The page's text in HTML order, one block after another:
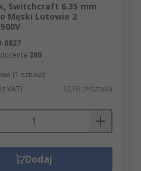
Switchcraft 6.35 mm
Męski Lutowie 2
0827
280
(1 sztuka)
VAT) 32,03 zł/sztuka
Dodaj